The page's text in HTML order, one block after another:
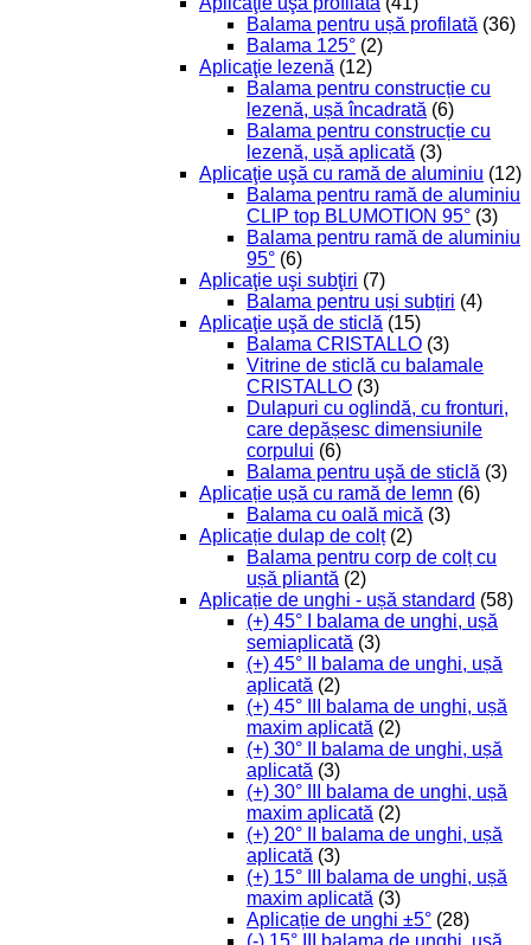
Balama pentru ușă profilată (36)
Balama 125° (2)
Aplicaţie lezenă (12)
Balama pentru construcție cu
lezenă, ușă încadrată (6)
Balama pentru construcție cu
lezenă, ușă aplicată (3)
Aplicaţie uşă cu ramă de aluminiu (12)
Balama pentru ramă de aluminiu
CLIP top BLUMOTION 95° (3)
Balama pentru ramă de aluminiu
95° (6)
Aplicaţie uşi subţiri (7)
Balama pentru uși subțiri (4)
Aplicaţie uşă de sticlă (15)
Balama CRISTALLO (3)
Vitrine de sticlă cu balamale
CRISTALLO (3)
Dulapuri cu oglindă, cu fronturi,
care depășesc dimensiunile
corpului (6)
Balama pentru uşă de sticlă (3)
Aplicație ușă cu ramă de lemn (6)
Balama cu oală mică (3)
Aplicație dulap de colț (2)
Balama pentru corp de colț cu
ușă pliantă (2)
Aplicație de unghi - ușă standard (58)
(+) 45° I balama de unghi, ușă
semiaplicată (3)
(+) 45° II balama de unghi, ușă
aplicată (2)
(+) 45° III balama de unghi, ușă
maxim aplicată (2)
(+) 30° II balama de unghi, ușă
aplicată (3)
(+) 30° III balama de unghi, ușă
maxim aplicată (2)
(+) 20° II balama de unghi, ușă
aplicată (3)
(+) 15° III balama de unghi, ușă
maxim aplicată (3)
Aplicație de unghi ±5° (28)
(-) 15° III balama de unghi, ușă